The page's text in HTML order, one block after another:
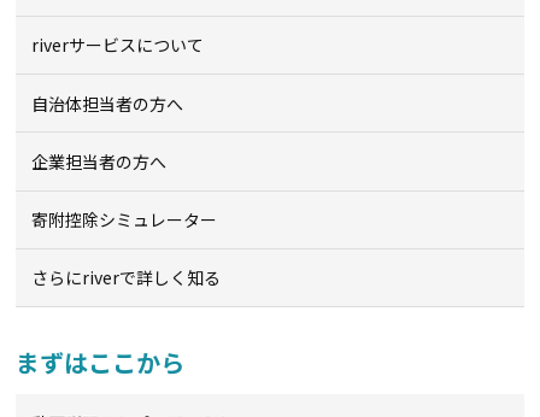
riverサービスについて
自治体担当者の方へ
企業担当者の方へ
寄附控除シミュレーター
さらにriverで詳しく知る
まずはここから